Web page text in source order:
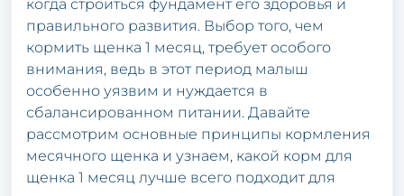
когда строиться фундамент его здоровья и
правильного развития. Выбор того, чем
кормить щенка 1 месяц, требует особого
внимания, ведь в этот период малыш
особенно уязвим и нуждается в
сбалансированном питании. Давайте
рассмотрим основные принципы кормления
месячного щенка и узнаем, какой корм для
щенка 1 месяц лучше всего подходит для